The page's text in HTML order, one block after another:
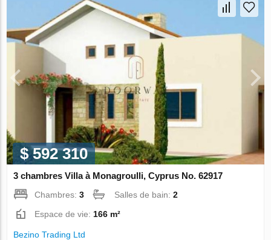
$ 592 310
3 chambres Villa à Monagroulli, Cyprus No. 62917
Chambres:3 Salles de bain:2
Espace de vie: 166 m²
Bezino Trading Ltd